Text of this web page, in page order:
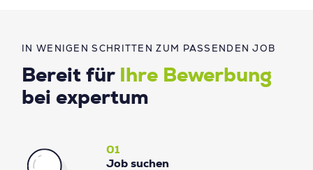
IN WENIGEN SCHRITTEN ZUM PASSENDEN JOB
Bereit für
Ihre Bewerbung
bei expertum
01
Job suchen